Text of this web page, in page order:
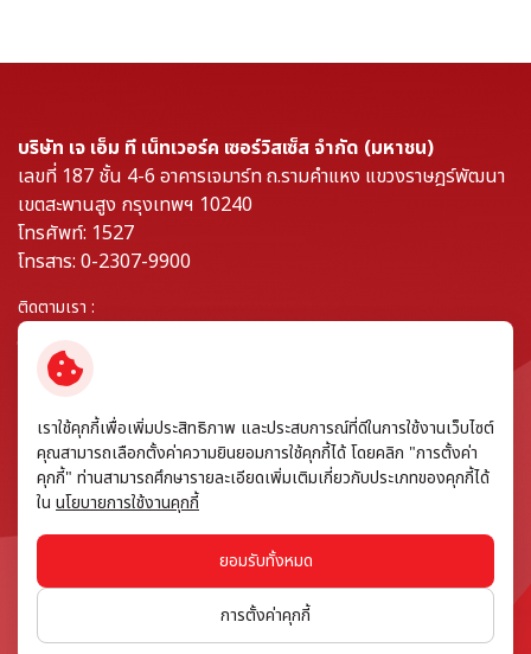
บริษัท เจ เอ็ม ที เน็ทเวอร์ค เซอร์วิสเซ็ส จำกัด (มหาชน)
เลขที่ 187 ชั้น 4-6 อาคารเจมาร์ท ถ.รามคำแหง แขวงราษฎร์พัฒนา
เขตสะพานสูง กรุงเทพฯ 10240
โทรศัพท์: 1527
โทรสาร: 0-2307-9900
ติดตามเรา :
(มหาชน)
ข้อกำหนดและเงื่อนไข
แบบคำขอใช้สิทธิของเจ้าของข้อมูลส่วนบุคคล
นโยบายการใช้งานคุกกี้
แผนผังเว็บไซต์
เราใช้คุกกี้เพื่อเพิ่มประสิทธิภาพ และประสบการณ์ที่ดีในการใช้งานเว็บไซต์
คุณสามารถเลือกตั้งค่าความยินยอมการใช้คุกกี้ได้ โดยคลิก "การตั้งค่า
คุกกี้" ท่านสามารถศึกษารายละเอียดเพิ่มเติมเกี่ยวกับประเภทของคุกกี้ได้
ใน นโยบายการใช้งานคุกกี้
ยอมรับทั้งหมด
การตั้งค่าคุกกี้